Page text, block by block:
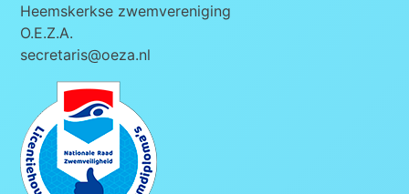
Heemskerkse zwemvereniging
O.E.Z.A.
secretaris@oeza.nl